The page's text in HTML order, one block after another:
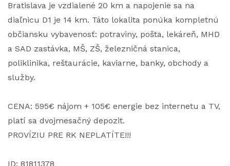
Bratislava je vzdialené 20 km a napojenie sa na
diaľnicu D1 je 14 km. Táto lokalita ponúka kompletnú
občiansku vybavenosť: potraviny, pošta, lekáreň, MHD
a SAD zastávka, MŠ, ZŠ, železničná stanica,
poliklinika, reštaurácie, kaviarne, banky, obchody a
služby.
CENA: 595€ nájom + 105€ energie bez internetu a TV,
platí sa dvojmesačný depozit.
PROVÍZIU PRE RK NEPLATÍTE!!!
ID: 81811378